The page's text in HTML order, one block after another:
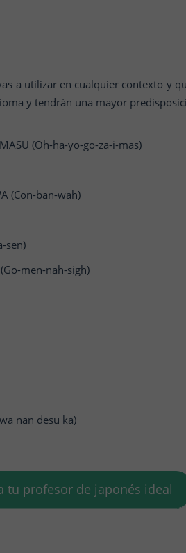
a utilizar en cualquier contexto y
y tendrán una mayor
(Oh-ha-yo-go-za-i-mas)
(Con-ban-wah)
sen)
men-nah-sigh)
nan desu ka)
tu profesor de japonés ideal